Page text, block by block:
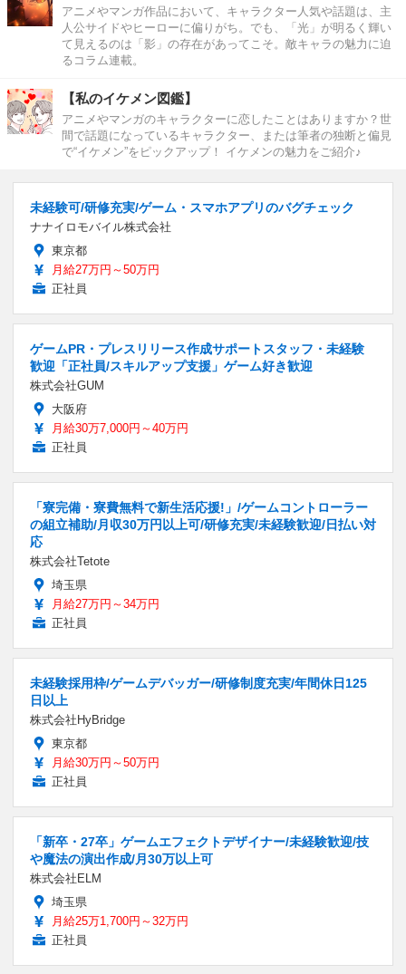
アニメやマンガ作品において、キャラクター人気や話題は、主
人公サイドやヒーローに偏りがち。でも、「光」が明るく輝い
て見えるのは「影」の存在があってこそ。敵キャラの魅力に迫
るコラム連載。
【私のイケメン図鑑】
アニメやマンガのキャラクターに恋したことはありますか？世
間で話題になっているキャラクター、または筆者の独断と偏見
で“イケメン”をピックアップ！ イケメンの魅力をご紹介♪
未経験可/研修充実/ゲーム・スマホアプリのバグチェック
ナナイロモバイル株式会社
東京都
月給27万円～50万円
正社員
ゲームPR・プレスリリース作成サポートスタッフ・未経験
歓迎「正社員/スキルアップ支援」ゲーム好き歓迎
株式会社GUM
大阪府
月給30万7,000円～40万円
正社員
「寮完備・寮費無料で新生活応援!」/ゲームコントローラー
の組立補助/月収30万円以上可/研修充実/未経験歓迎/日払い対
応
株式会社Tetote
埼玉県
月給27万円～34万円
正社員
未経験採用枠/ゲームデバッガー/研修制度充実/年間休日125
日以上
株式会社HyBridge
東京都
月給30万円～50万円
正社員
「新卒・27卒」ゲームエフェクトデザイナー/未経験歓迎/技
や魔法の演出作成/月30万以上可
株式会社ELM
埼玉県
月給25万1,700円～32万円
正社員